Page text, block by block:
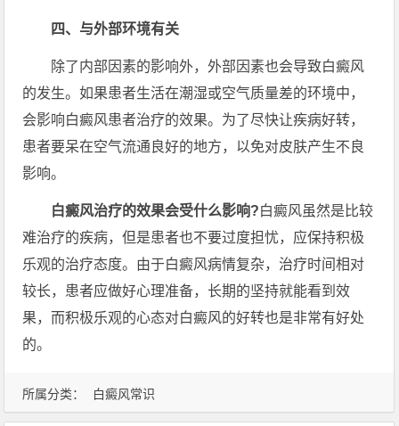
所属分类： 白癜风常识
四、与外部环境有关
除了内部因素的影响外，外部因素也会导致白癜风
的发生。如果患者生活在潮湿或空气质量差的环境中，
会影响白癜风患者治疗的效果。为了尽快让疾病好转，
患者要呆在空气流通良好的地方，以免对皮肤产生不良
影响。
白癜风治疗的效果会受什么影响?白癜风虽然是比较
难治疗的疾病，但是患者也不要过度担忧，应保持积极
乐观的治疗态度。由于白癜风病情复杂，治疗时间相对
较长，患者应做好心理准备，长期的坚持就能看到效
果，而积极乐观的心态对白癜风的好转也是非常有好处
的。